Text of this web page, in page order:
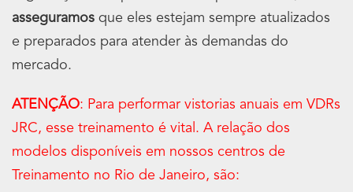
asseguramos que eles estejam sempre atualizados
e preparados para atender às demandas do
mercado.
ATENÇÃO: Para performar vistorias anuais em VDRs
JRC, esse treinamento é vital. A relação dos
modelos disponíveis em nossos centros de
Treinamento no Rio de Janeiro, são: